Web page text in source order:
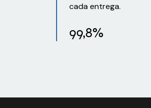
cada entrega.
99,8%